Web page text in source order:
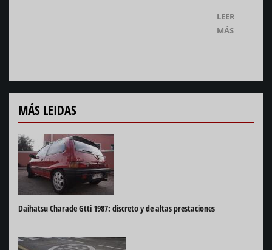
LEER
MÁS
MÁS LEIDAS
Daihatsu Charade Gtti 1987: discreto y de altas prestaciones